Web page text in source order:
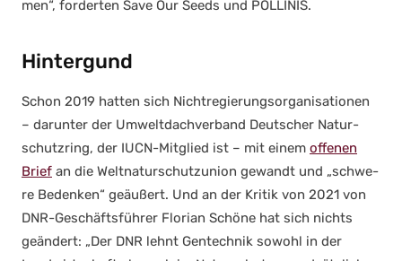
men“, for­der­ten Save Our Seeds und POLLINIS.
Hintergund
Schon 2019 hat­ten sich Nicht­re­gie­rungs­or­ga­ni­sa­tio­nen
– dar­un­ter der Umwelt­dach­ver­band Deut­scher Natur­
schutz­ring, der IUCN-Mit­glied ist – mit einem offe­nen
Brief an die Welt­na­tur­schutz­uni­on gewandt und „schwe­
re Beden­ken“ geäu­ßert. Und an der Kri­tik von 2021 von
DNR-Geschäfts­füh­rer Flo­ri­an Schö­ne hat sich nichts
geän­dert: „Der DNR lehnt Gen­tech­nik sowohl in der